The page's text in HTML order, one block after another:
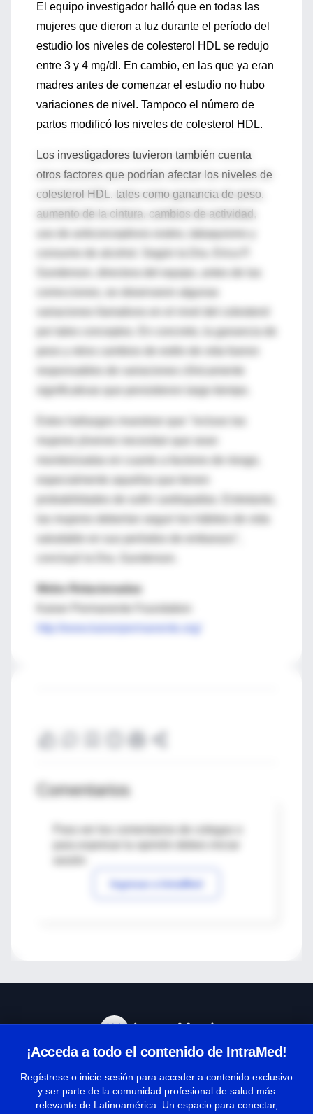
El equipo investigador halló que en todas las
mujeres que dieron a luz durante el período del
estudio los niveles de colesterol HDL se redujo
entre 3 y 4 mg/dl. En cambio, en las que ya eran
madres antes de comenzar el estudio no hubo
variaciones de nivel. Tampoco el número de
partos modificó los niveles de colesterol HDL.
Los investigadores tuvieron también cuenta
otros factores que podrían afectar los niveles de
colesterol HDL, tales como ganancia de peso,
aumento de la cintura, cambios de actividad,
uso de anticonceptivos orales, tabaquismo y
consumo de alcohol. Según la Dra. Erica P.
Gunderson, directora del equipo, antes de las
correcciones, se observaron algunas
por tales conceptos. En concreto, la ganancia de
significativas que persistieron largo tiempo.
Estos hallazgos muestran que "incluso las
monitorizadas en cuanto a factores de riesgo,
especialmente aquellas que tienen
probabilidades de sufrir cardiopatías. Entretanto,
las mujeres deberían seguir los hábitos de vida
Webs Relacionadas
Comentarios
Para ver los comentarios de colegas o
Ingresar a IntraMed
¡Acceda a todo el contenido de IntraMed!
Regístrese o inicie sesión para acceder a contenido exclusivo
y ser parte de la comunidad profesional de salud más
relevante de Latinoamérica. Un espacio para conectar,